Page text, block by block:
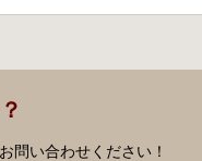
問い合わせください！